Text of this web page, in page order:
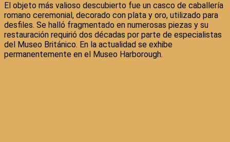
El objeto más valioso descubierto fue un casco de caballería
romano ceremonial, decorado con plata y oro, utilizado para
desfiles. Se halló fragmentado en numerosas piezas y su
restauración requirió dos décadas por parte de especialistas
del Museo Británico. En la actualidad se exhibe
permanentemente en el Museo Harborough.